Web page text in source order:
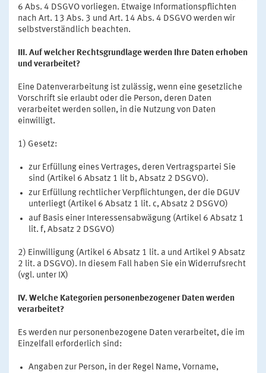
6 Abs. 4 DSGVO vorliegen. Etwaige Informationspflichten
nach Art. 13 Abs. 3 und Art. 14 Abs. 4 DSGVO werden wir
selbstverständlich beachten.
III. Auf welcher Rechtsgrundlage werden Ihre Daten erhoben
und verarbeitet?
Eine Datenverarbeitung ist zulässig, wenn eine gesetzliche
Vorschrift sie erlaubt oder die Person, deren Daten
verarbeitet werden sollen, in die Nutzung von Daten
einwilligt.
1) Gesetz:
zur Erfüllung eines Vertrages, deren Vertragspartei Sie
sind (Artikel 6 Absatz 1 lit b, Absatz 2 DSGVO).
zur Erfüllung rechtlicher Verpflichtungen, der die DGUV
unterliegt (Artikel 6 Absatz 1 lit. c, Absatz 2 DSGVO)
auf Basis einer Interessensabwägung (Artikel 6 Absatz 1
lit. f, Absatz 2 DSGVO)
2) Einwilligung (Artikel 6 Absatz 1 lit. a und Artikel 9 Absatz
2 lit. a DSGVO). In diesem Fall haben Sie ein Widerrufsrecht
(vgl. unter IX)
IV. Welche Kategorien personenbezogener Daten werden
verarbeitet?
Es werden nur personenbezogene Daten verarbeitet, die im
Einzelfall erforderlich sind:
Angaben zur Person, in der Regel Name, Vorname,